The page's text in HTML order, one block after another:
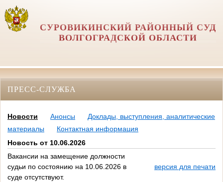
СУРОВИКИНСКИЙ РАЙОННЫЙ СУД
ВОЛГОГРАДСКОЙ ОБЛАСТИ
ПРЕСС-СЛУЖБА
Новости Анонсы
Доклады, выступления, аналитические
материалы
Контактная информация
Новость от 10.06.2026
Вакансии на замещение должности
судьи по состоянию на 10.06.2026 в
суде отсутствуют.
версия для печати